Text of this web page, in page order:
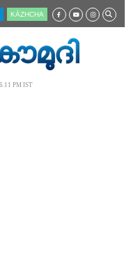
KĀZHCHA
PM IST